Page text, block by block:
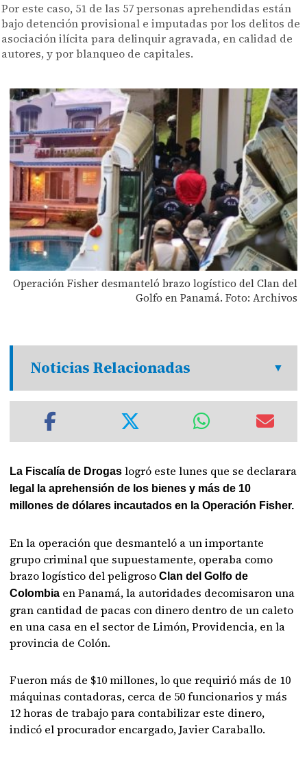
Por este caso, 51 de las 57 personas aprehendidas están
bajo detención provisional e imputadas por los delitos de
asociación ilícita para delinquir agravada, en calidad de
autores, y por blanqueo de capitales.
Operación Fisher desmanteló brazo logístico del Clan del
Golfo en Panamá. Foto: Archivos
Noticias Relacionadas
La Fiscalía de Drogaslogró este lunes que se declarara
legal la aprehensión de los bienes y más de 10
millones de dólares incautados en la Operación Fisher.
En la operación que desmanteló a un importante
grupo criminal que supuestamente, operaba como
brazo logístico del peligrosoClan del Golfo de
Colombia en Panamá, la autoridades decomisaron una
gran cantidad de pacas con dinero dentro de un caleto
en una casa en el sector de Limón, Providencia, en la
provincia de Colón.
Fueron más de $10 millones, lo que requirió más de 10
máquinas contadoras, cerca de 50 funcionarios y más
12 horas de trabajo para contabilizar este dinero,
indicó el procurador encargado, Javier Caraballo.